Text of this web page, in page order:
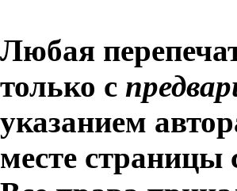
Любая
только с
указанием
месте страницы